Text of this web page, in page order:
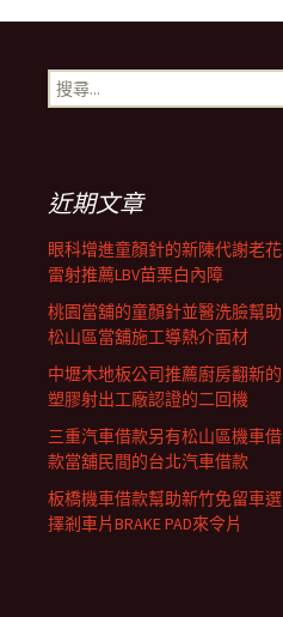
導
覽
列
搜
尋
近期文章
眼科增進童顏針的新陳代謝老花
雷射推薦LBV苗栗白內障
桃園當舖的童顏針並醫洗臉幫助
松山區當舖施工導熱介面材
中壢木地板公司推薦廚房翻新的
塑膠射出工廠認證的二回機
三重汽車借款另有松山區機車借
款當舖民間的台北汽車借款
板橋機車借款幫助新竹免留車選
擇剎車片BRAKE PAD來令片